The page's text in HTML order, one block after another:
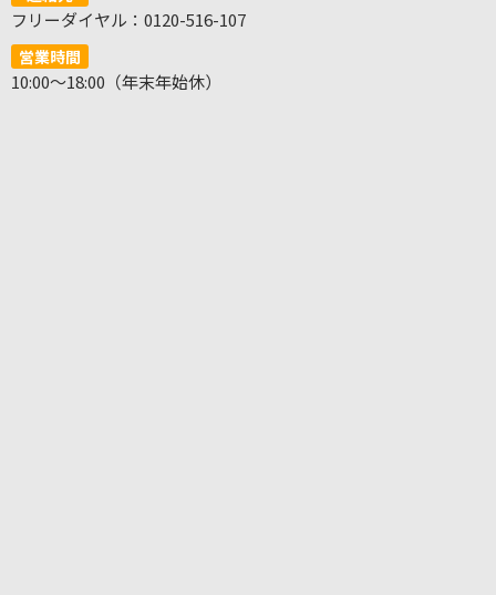
フリーダイヤル：0120-516-107
営業時間
10:00～18:00（年末年始休）